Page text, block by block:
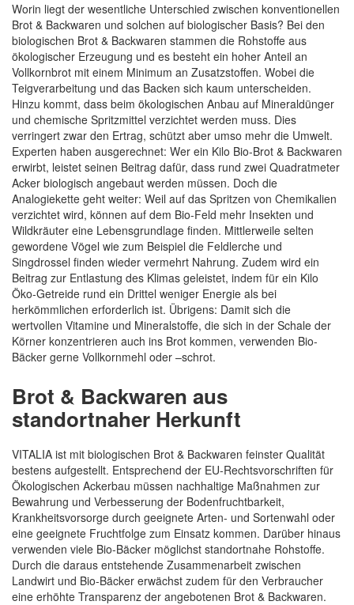
Worin liegt der wesentliche Unterschied zwischen konventionellen
Brot & Backwaren und solchen auf biologischer Basis? Bei den
biologischen Brot & Backwaren stammen die Rohstoffe aus
ökologischer Erzeugung und es besteht ein hoher Anteil an
Vollkornbrot mit einem Minimum an Zusatzstoffen. Wobei die
Teigverarbeitung und das Backen sich kaum unterscheiden.
Hinzu kommt, dass beim ökologischen Anbau auf Mineraldünger
und chemische Spritzmittel verzichtet werden muss. Dies
verringert zwar den Ertrag, schützt aber umso mehr die Umwelt.
Experten haben ausgerechnet: Wer ein Kilo Bio-Brot & Backwaren
erwirbt, leistet seinen Beitrag dafür, dass rund zwei Quadratmeter
Acker biologisch angebaut werden müssen. Doch die
Analogiekette geht weiter: Weil auf das Spritzen von Chemikalien
verzichtet wird, können auf dem Bio-Feld mehr Insekten und
Wildkräuter eine Lebensgrundlage finden. Mittlerweile selten
gewordene Vögel wie zum Beispiel die Feldlerche und
Singdrossel finden wieder vermehrt Nahrung. Zudem wird ein
Beitrag zur Entlastung des Klimas geleistet, indem für ein Kilo
Öko-Getreide rund ein Drittel weniger Energie als bei
herkömmlichen erforderlich ist. Übrigens: Damit sich die
wertvollen Vitamine und Mineralstoffe, die sich in der Schale der
Körner konzentrieren auch ins Brot kommen, verwenden Bio-
Bäcker gerne Vollkornmehl oder –schrot.
Brot & Backwaren aus
standortnaher Herkunft
VITALIA ist mit biologischen Brot & Backwaren feinster Qualität
bestens aufgestellt. Entsprechend der EU-Rechtsvorschriften für
Ökologischen Ackerbau müssen nachhaltige Maßnahmen zur
Bewahrung und Verbesserung der Bodenfruchtbarkeit,
Krankheitsvorsorge durch geeignete Arten- und Sortenwahl oder
eine geeignete Fruchtfolge zum Einsatz kommen. Darüber hinaus
verwenden viele Bio-Bäcker möglichst standortnahe Rohstoffe.
Durch die daraus entstehende Zusammenarbeit zwischen
Landwirt und Bio-Bäcker erwächst zudem für den Verbraucher
eine erhöhte Transparenz der angebotenen Brot & Backwaren.